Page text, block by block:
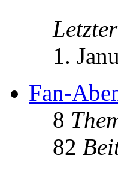
1.
Fan-
8
82